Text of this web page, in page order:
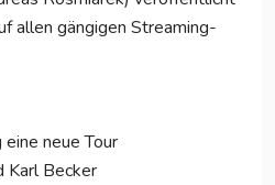
allen gängigen Streaming-
neue Tour
Karl Becker